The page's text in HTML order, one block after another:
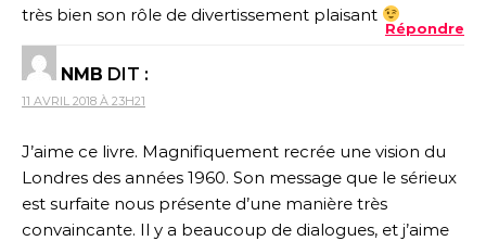
très bien son rôle de divertissement plaisant
Répondre
NMB DIT :
11 AVRIL 2018 À 23H21
J’aime ce livre. Magnifiquement recrée une vision du
Londres des années 1960. Son message que le sérieux
est surfaite nous présente d’une manière très
convaincante. Il y a beaucoup de dialogues, et j’aime